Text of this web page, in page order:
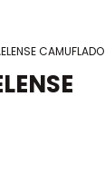
CAMUFLADO